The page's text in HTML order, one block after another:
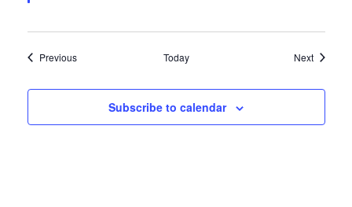
PreviousEvents Today NextEvents
Subscribe to calendar